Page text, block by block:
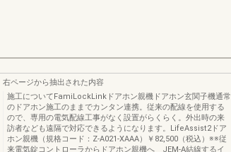
右ページから抽出された内容
施工についてFamiLockLinkドアホン親機ドアホン玄関子機通常
のドアホン施工のままでカンタン連携。従来の配線を使用する
ので、専用の電気配線工事がなく設置がらくらく。外出時の来
訪者なども遠隔で対応できるようになります。LifeAssist2ドア
ホン親機（規格コード：Z-A021-XAAA）￥82,500（税込）※※従
来電気錠コントローラからドアホン親機へ JEM-A結線するイ